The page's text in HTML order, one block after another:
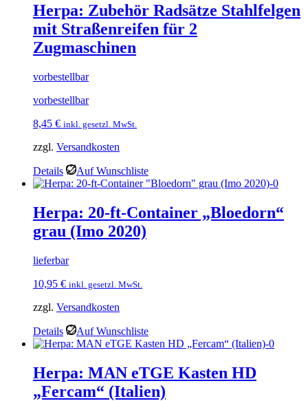
Herpa: Zubehör Radsätze Stahlfelgen
mit Straßenreifen für 2
Zugmaschinen
vorbestellbar
vorbestellbar
8,45 € inkl. gesetzl. MwSt.
zzgl. Versandkosten
Details Auf Wunschliste
Herpa: 20-ft-Container „Bloedorn“
grau (Imo 2020)
lieferbar
10,95 € inkl. gesetzl. MwSt.
zzgl. Versandkosten
Details Auf Wunschliste
Herpa: MAN eTGE Kasten HD
„Fercam“ (Italien)